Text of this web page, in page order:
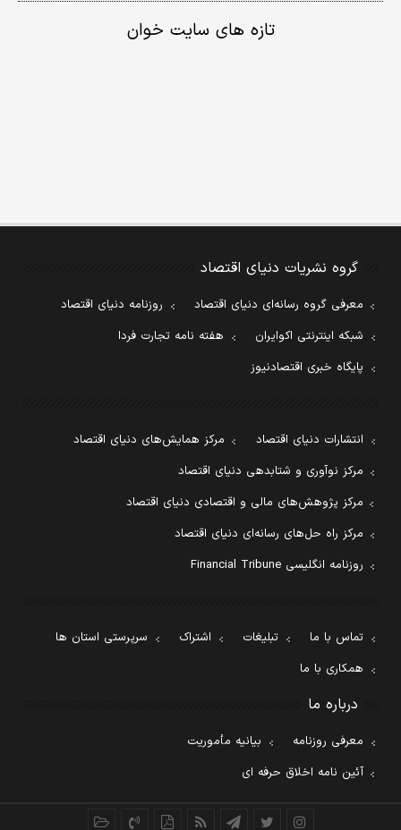
تازه های سایت خوان
گروه نشریات دنیای اقتصاد
معرفی گروه رسانه‌ای دنیای اقتصاد
روزنامه دنیای اقتصاد
شبکه اینترنتی اکوایران
هفته نامه تجارت فردا
پایگاه خبری اقتصادنیوز
انتشارات دنیای اقتصاد
مرکز همایش‌های دنیای اقتصاد
مرکز نوآوری و شتابدهی دنیای اقتصاد
مرکز پژوهش‌های مالی و اقتصادی دنیای اقتصاد
مرکز راه حل‌های رسانه‌ای دنیای اقتصاد
روزنامه انگلیسی Financial Tribune
تماس با ما تبلیغات اشتراک
سرپرستی استان ها
همکاری با ما
درباره ما
معرفی روزنامه
بیانیه مأموریت
آئین نامه اخلاق حرفه ای